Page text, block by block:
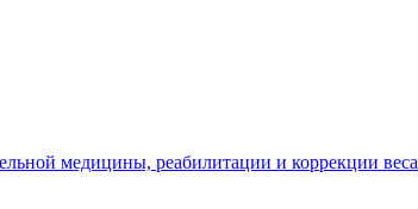
медицины, реабилитации и коррекции веса